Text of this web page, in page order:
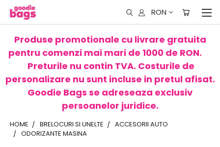
RON
Produse promotionale cu livrare gratuita
pentru comenzi mai mari de 1000 de RON.
Preturile nu contin TVA. Costurile de
personalizare nu sunt incluse in pretul afisat.
Goodie Bags se adreseaza exclusiv
persoanelor juridice.
HOME BRELOCURI SI UNELTE
ACCESORII AUTO
ODORIZANTE MASINA